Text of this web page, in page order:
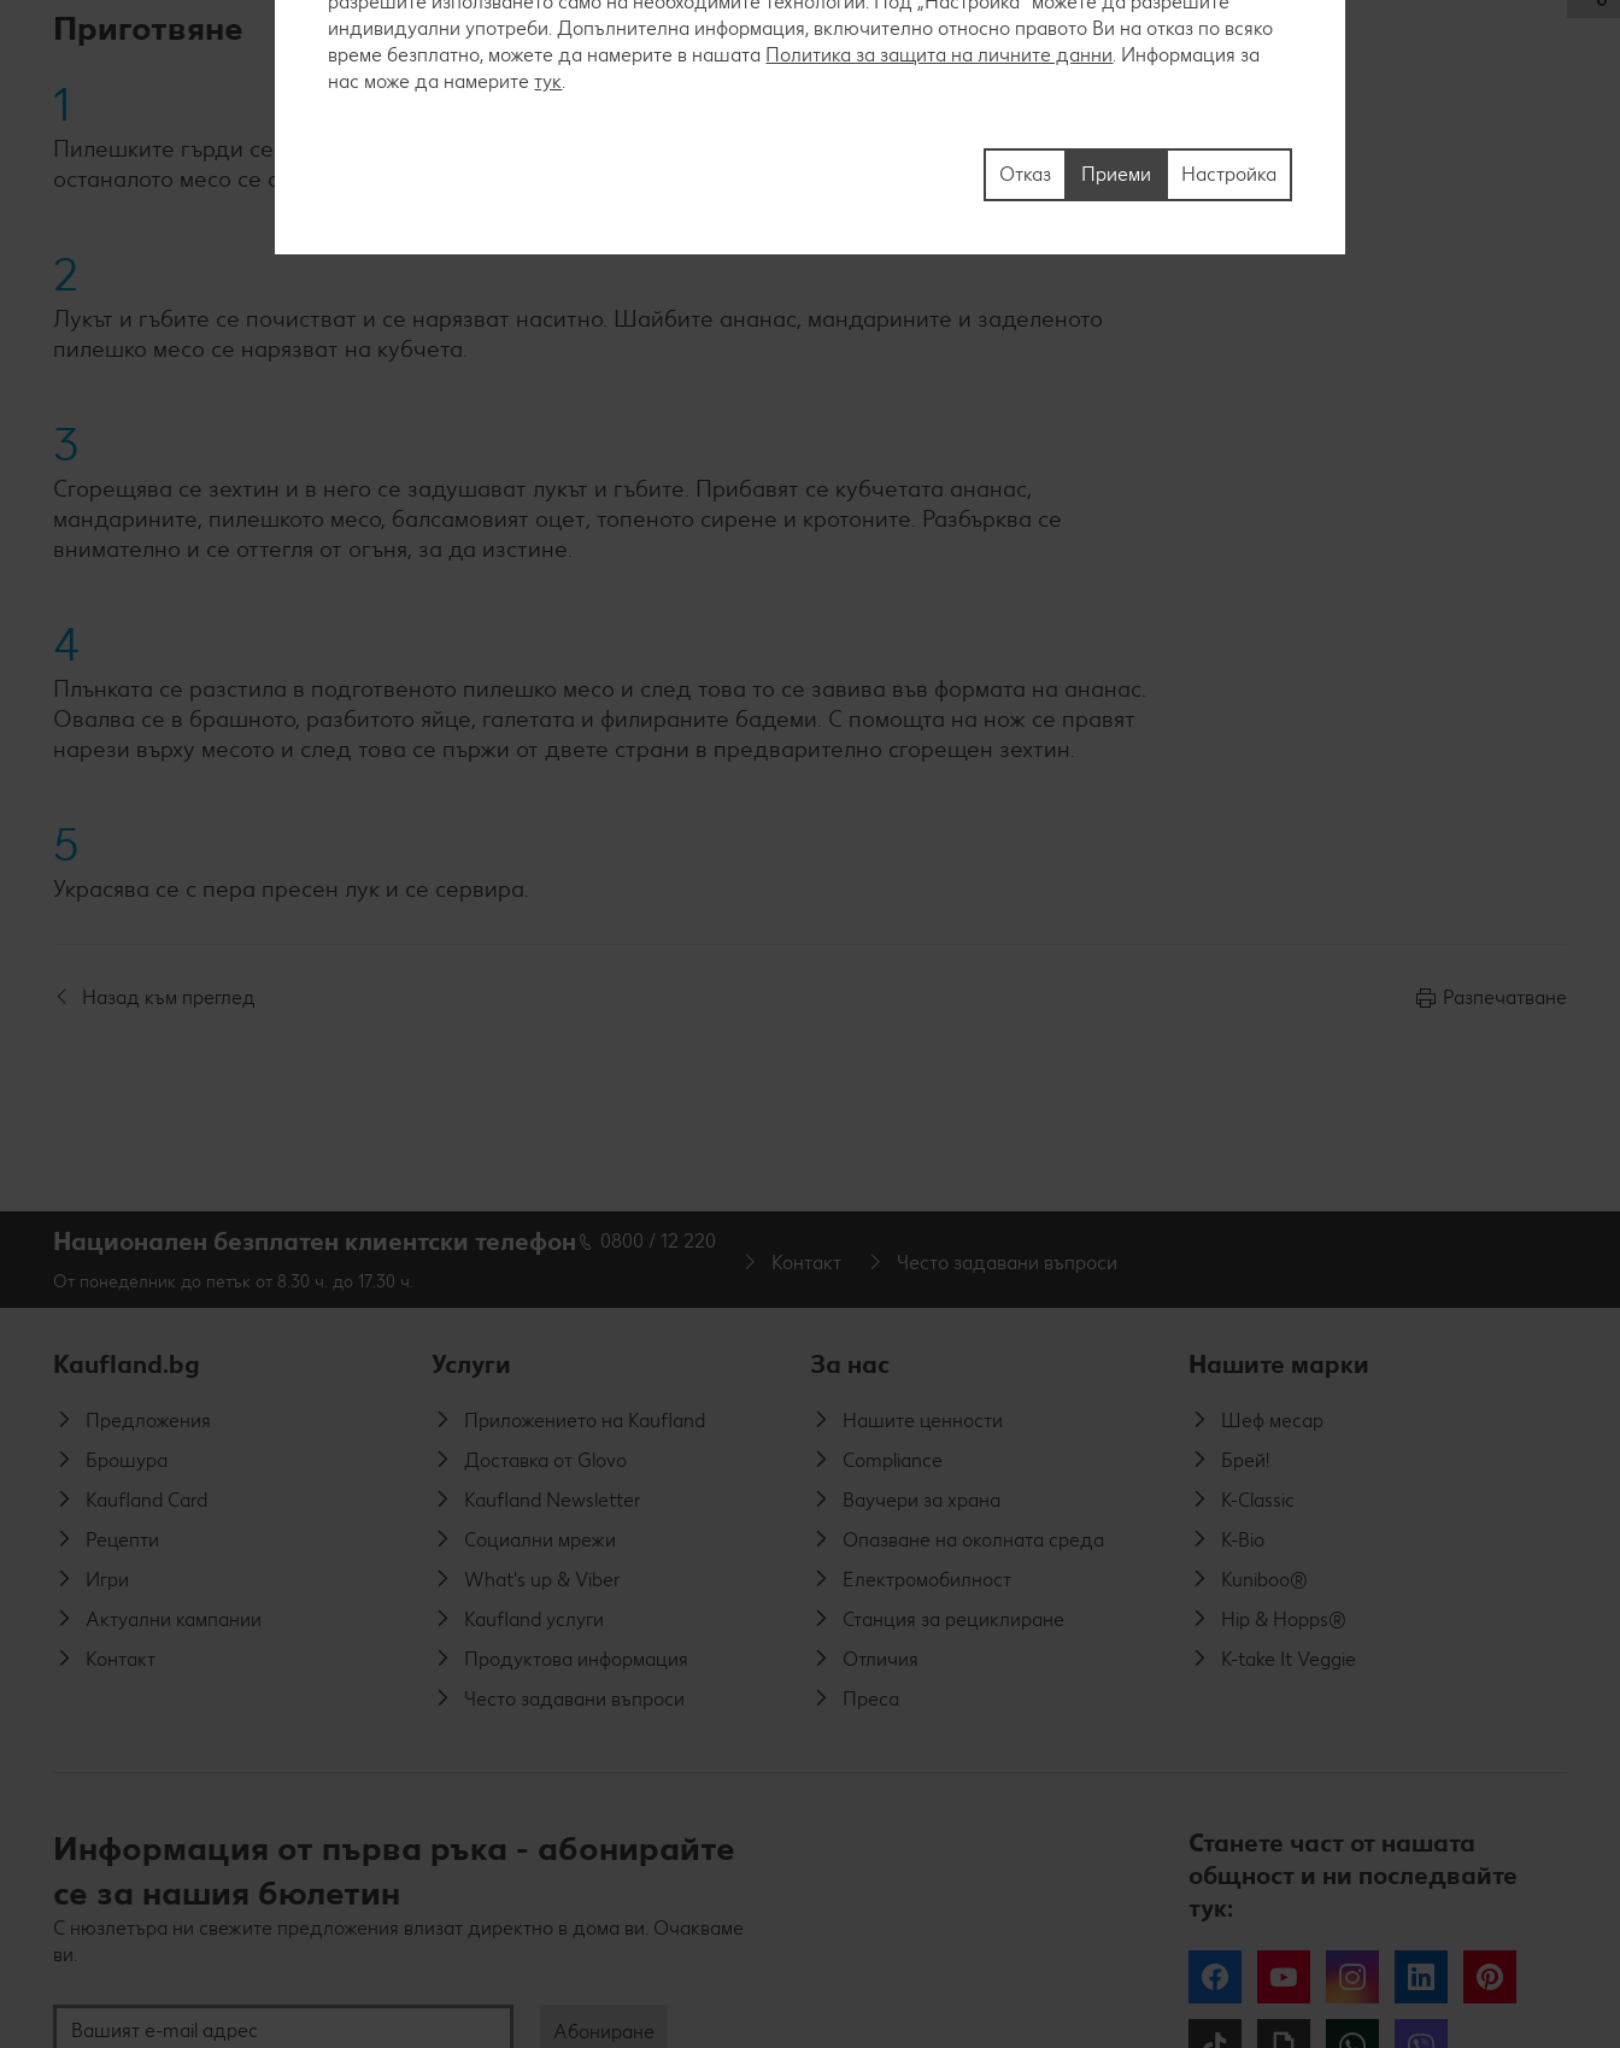
Приготвяне
1
Пилешките гърди се разстилат върху дъска и внимателно се начукват. Отделят се 20–30 г за пълнежа, а
останалото месо се овкусява с кърито, горчицата, сол и черен пипер.
2
Лукът и гъбите се почистват и се нарязват наситно. Шайбите ананас, мандарините и заделеното
пилешко месо се нарязват на кубчета.
3
Сгорещява се зехтин и в него се задушават лукът и гъбите. Прибавят се кубчетата ананас,
мандарините, пилешкото месо, балсамовият оцет, топеното сирене и кротоните. Разбърква се
внимателно и се оттегля от огъня, за да изстине.
4
Плънката се разстила в подготвеното пилешко месо и след това то се завива във формата на ананас.
Овалва се в брашното, разбитото яйце, галетата и филираните бадеми. С помощта на нож се правят
нарези върху месото и след това се пържи от двете страни в предварително сгорещен зехтин.
5
Украсява се с пера пресен лук и се сервира.
Назад към преглед Разпечатване
Национален безплатен клиентски телефон 0800 / 12 220
От понеделник до петък от 8.30 ч. до 17.30 ч.
Контакт Често задавани въпроси
Kaufland.bg
Предложения
Брошура
Kaufland Card
Рецепти
Игри
Актуални кампании
Контакт
Услуги
Приложението на Kaufland
Доставка от Glovo
Kaufland Newsletter
Социални мрежи
What's up & Viber
Kaufland услуги
Продуктова информация
Често задавани въпроси
За нас
Нашите ценности
Compliance
Ваучери за храна
Опазване на околната среда
Електромобилност
Станция за рециклиране
Отличия
Преса
Нашите марки
Шеф месар
Брей!
K-Classic
K-Bio
Kuniboo®
Hip & Hopps®
K-take It Veggie
Информация от първа ръка - абонирайте
се за нашия бюлетин
С нюзлетъра ни свежите предложения влизат директно в дома ви. Очакваме
ви.
Вашият e-mail адрес Абониране
Станете част от нашата
общност и ни последвайте
тук:
Facebook YouTube Instagram LinkedIn
индивидуални употреби. Допълнителна информация, включително относно правото Ви на отказ по всяко
време безплатно, можете да намерите в нашата Политика за защита на личните данни. Информация за
нас може да намеритетук.
Настройка
Отказ Приеми